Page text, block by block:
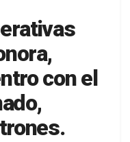
con el